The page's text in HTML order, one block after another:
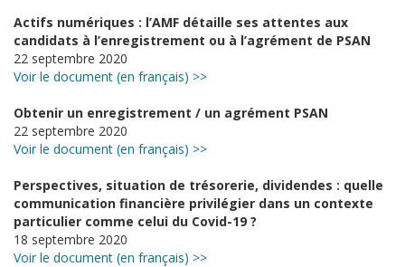
Actifs numériques : l’AMF détaille ses attentes aux
candidats à l’enregistrement ou à l’agrément de PSAN
22 septembre 2020
Voir le document (en français) >>
Obtenir un enregistrement / un agrément PSAN
22 septembre 2020
Voir le document (en français) >>
Perspectives, situation de trésorerie, dividendes : quelle
communication financière privilégier dans un contexte
particulier comme celui du Covid-19 ?
18 septembre 2020
Voir le document (en français) >>